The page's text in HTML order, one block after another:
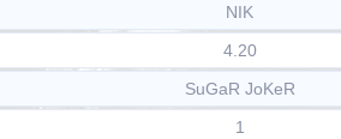
NIK
4.20
SuGaR JoKeR
1